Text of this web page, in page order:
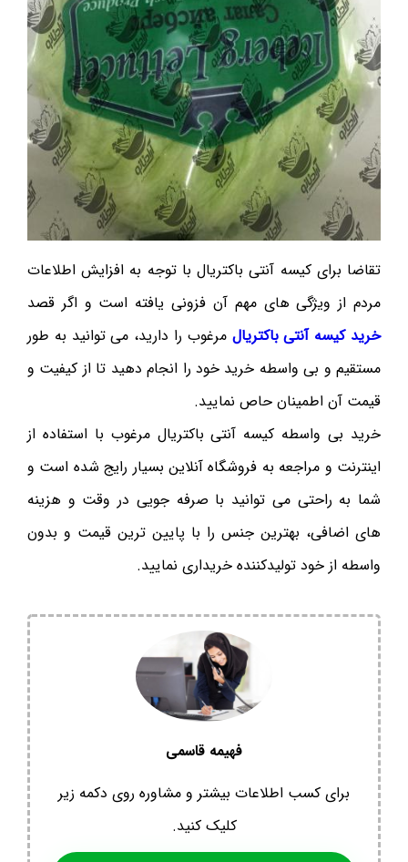
تقاضا برای کیسه آنتی باکتریال با توجه به افزایش اطلاعات
مردم از ویژگی های مهم آن فزونی یافته است و اگر قصد
خرید کیسه آنتی باکتریال مرغوب را دارید، می توانید به طور
مستقیم و بی واسطه خرید خود را انجام دهید تا از کیفیت و
قیمت آن اطمینان حاص نمایید.
خرید بی واسطه کیسه آنتی باکتریال مرغوب با استفاده از
اینترنت و مراجعه به فروشگاه آنلاین بسیار رایج شده است و
شما به راحتی می توانید با صرفه جویی در وقت و هزینه
های اضافی، بهترین جنس را با پایین ترین قیمت و بدون
واسطه از خود تولیدکننده خریداری نمایید.
فهیمه قاسمی
برای کسب اطلاعات بیشتر و مشاوره روی دکمه زیر
کلیک کنید.